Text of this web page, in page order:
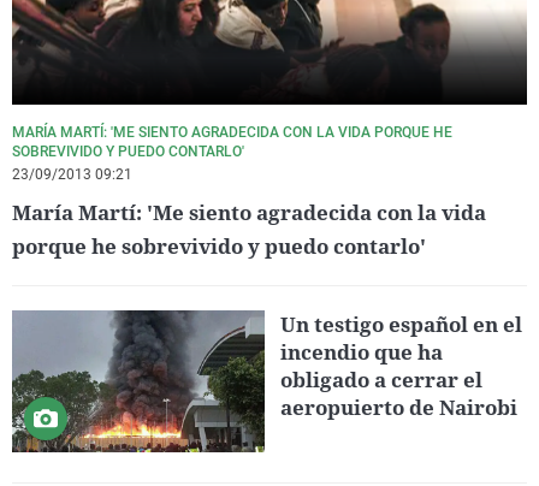
MARÍA MARTÍ: 'ME SIENTO AGRADECIDA CON LA VIDA PORQUE HE
SOBREVIVIDO Y PUEDO CONTARLO'
23/09/2013 09:21
María Martí: 'Me siento agradecida con la vida
porque he sobrevivido y puedo contarlo'
Un testigo español en el
incendio que ha
obligado a cerrar el
aeropuierto de Nairobi